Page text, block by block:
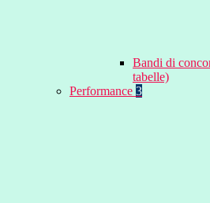
Bandi di
tabelle)
Performance 3